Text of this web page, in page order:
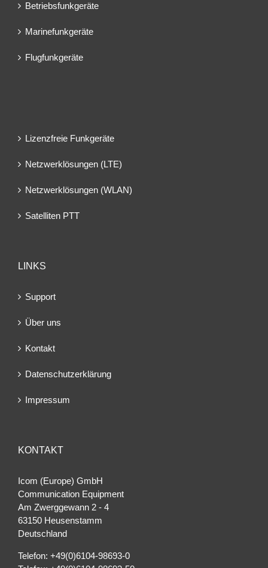
Betriebsfunkgeräte
Marinefunkgeräte
Flugfunkgeräte
Lizenzfreie Funkgeräte
Netzwerklösungen (LTE)
Netzwerklösungen (WLAN)
Satelliten PTT
LINKS
Support
Über uns
Kontakt
Datenschutzerklärung
Impressum
KONTAKT
Icom (Europe) GmbH
Communication Equipment
Am Zwerggewann 2 ‐ 4
63150 Heusenstamm
Deutschland
Telefon: +49(0)6104-98693-0